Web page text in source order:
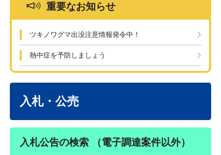
重要なお知らせ
ツキノワグマ出没注意情報発令中！
熱中症を予防しましょう
入札・公売
入札公告の検索 （電子調達案件以外）